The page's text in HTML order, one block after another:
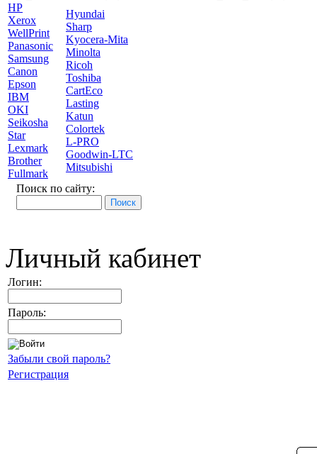
HP
Xerox
WellPrint
Panasonic
Samsung
Canon
Epson
IBM
OKI
Seikosha
Star
Lexmark
Brother
Fullmark
Hyundai
Sharp
Kyocera-Mita
Minolta
Ricoh
Toshiba
CartEco
Lasting
Katun
Colortek
L-PRO
Goodwin-LTC
Mitsubishi
Поиск по сайту:
Личный кабинет
Логин:
Пароль:
Забыли свой пароль?
Регистрация